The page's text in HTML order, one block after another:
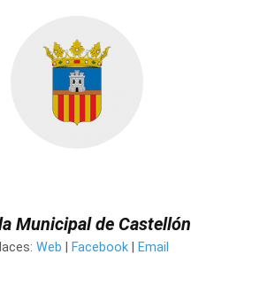
Municipal de Castellón
Web Facebook Email